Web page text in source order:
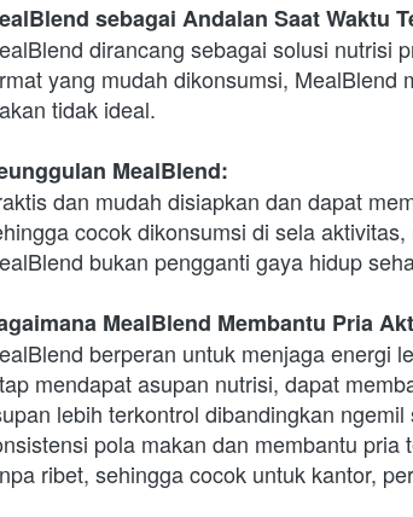
sebagai Andalan Saat Waktu
dirancang sebagai solusi nutrisi
yang mudah dikonsumsi, MealBlend
tidak ideal.
MealBlend:
dan mudah disiapkan dan dapat
cocok dikonsumsi di sela
bukan pengganti gaya hidup
MealBlend Membantu Pria
berperan untuk menjaga energi
mendapat asupan nutrisi, dapat
lebih terkontrol dibandingkan
pola makan dan membantu
ribet, sehingga cocok untuk kantor,